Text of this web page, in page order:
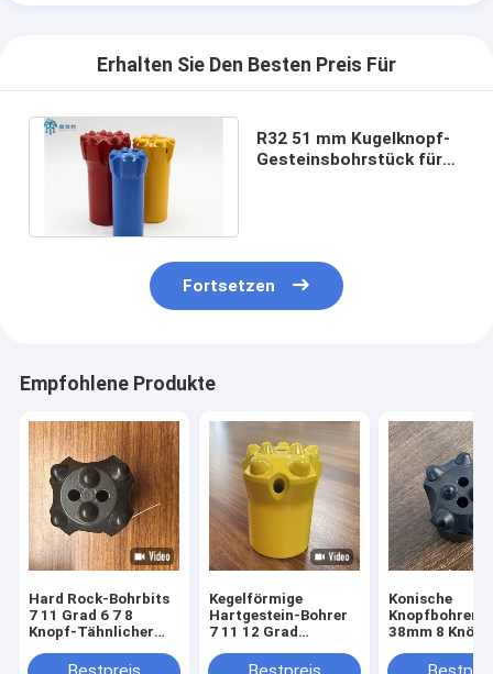
Erhalten Sie Den Besten Preis Für
R32 51 mm Kugelknopf-
Gesteinsbohrstück für
Fortsetzen
Empfohlene Produkte
Hard Rock-Bohrbits
7 11 Grad 6 7 8
Knopf-Tähnlicher
Kegelförmige
Hartgestein-Bohrer
7 11 12 Grad
Bergbau
Konische
Knopfbohrer
38mm 8
in Minen und